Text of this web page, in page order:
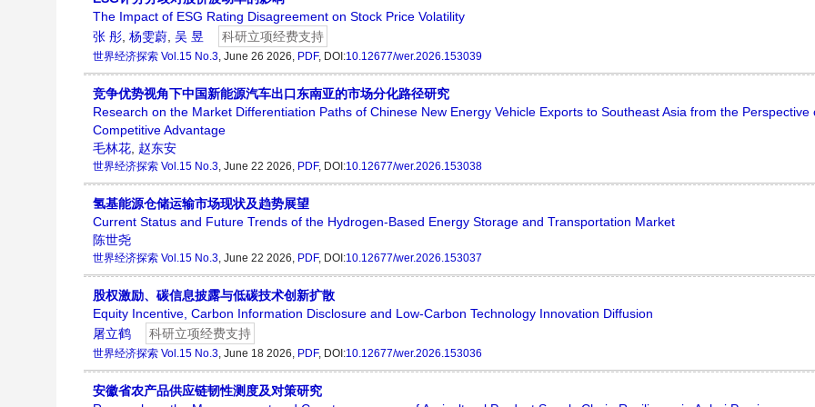
The Impact of ESG Rating Disagreement on Stock Price Volatility
张 彤, 杨雯蔚, 吴 昱 科研立项经费支持
世界经济探索 Vol.15 No.3, June 26 2026, PDF, DOI:10.12677/wer.2026.153039
竞争优势视角下中国新能源汽车出口东南亚的市场分化路径研究
Research on the Market Differentiation Paths of Chinese New Energy Vehicle Exports to Southeast Asia from the Perspective
Competitive Advantage
毛林花, 赵东安
世界经济探索 Vol.15 No.3, June 22 2026, PDF, DOI:10.12677/wer.2026.153038
氢基能源仓储运输市场现状及趋势展望
Current Status and Future Trends of the Hydrogen-Based Energy Storage and Transportation Market
陈世尧
世界经济探索 Vol.15 No.3, June 22 2026, PDF, DOI:10.12677/wer.2026.153037
股权激励、碳信息披露与低碳技术创新扩散
Equity Incentive, Carbon Information Disclosure and Low-Carbon Technology Innovation Diffusion
屠立鹤
科研立项经费支持
世界经济探索 Vol.15 No.3, June 18 2026, PDF, DOI:10.12677/wer.2026.153036
安徽省农产品供应链韧性测度及对策研究